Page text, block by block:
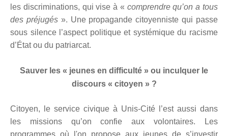
les discriminations, qui vise à « comprendre qu’on a tous
des préjugés». Une propagande citoyenniste qui passe
sous silence l’aspect politique et systémique du racisme
d’État ou du patriarcat.
Sauver les « jeunes en difficulté » ou inculquer le
discours « citoyen » ?
Citoyen, le service civique à Unis-Cité l’est aussi dans
les missions qu’on confie aux volontaires. Les
programmes où l'on propose aux jeunes de s’investir